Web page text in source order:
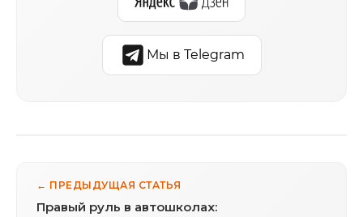
Мы в Telegram
← ПРЕДЫДУЩАЯ СТАТЬЯ
Правый руль в автошколах: